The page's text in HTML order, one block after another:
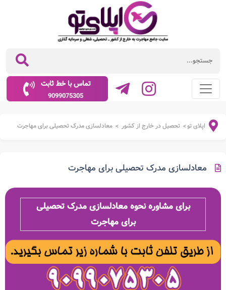
تماس با خط ثابت
9099075305
اپلای تو> تحصیل در خارج از کشور > معادلسازی مدرک تحصیلی برای مهاجرت
معادلسازی مدرک تحصیلی برای مهاجرت
برای مشاوره نحوه معادلسازی مدرک تحصیلی
برای مهاجرت